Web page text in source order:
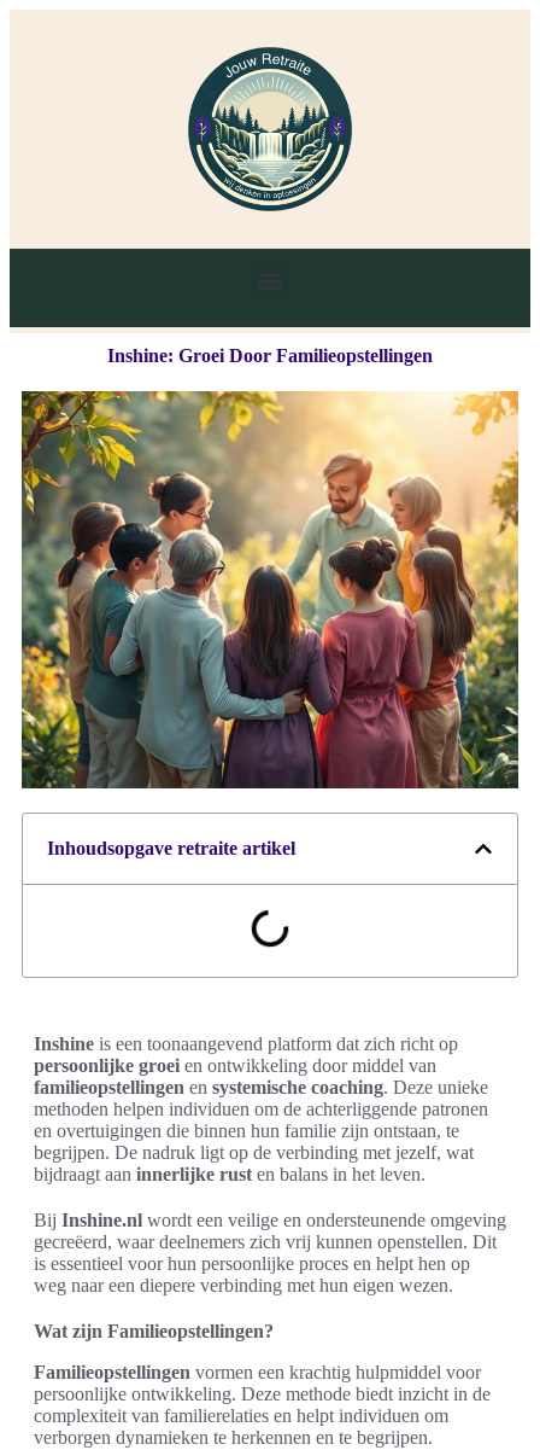
Inshine: Groei Door Familieopstellingen
Inhoudsopgave retraite artikel
Inshine is een toonaangevend platform dat zich richt op
persoonlijke groei en ontwikkeling door middel van
familieopstellingen en systemische coaching. Deze unieke
methoden helpen individuen om de achterliggende patronen
en overtuigingen die binnen hun familie zijn ontstaan, te
begrijpen. De nadruk ligt op de verbinding met jezelf, wat
bijdraagt aan innerlijke rust en balans in het leven.
Bij Inshine.nl wordt een veilige en ondersteunende omgeving
gecreëerd, waar deelnemers zich vrij kunnen openstellen. Dit
is essentieel voor hun persoonlijke proces en helpt hen op
weg naar een diepere verbinding met hun eigen wezen.
Wat zijn Familieopstellingen?
Familieopstellingen vormen een krachtig hulpmiddel voor
persoonlijke ontwikkeling. Deze methode biedt inzicht in de
complexiteit van familierelaties en helpt individuen om
verborgen dynamieken te herkennen en te begrijpen.